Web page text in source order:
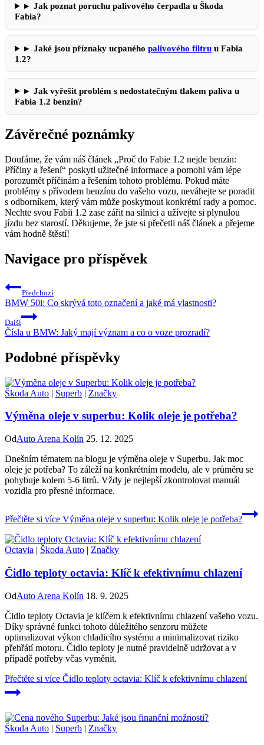
▸ Jak poznat poruchu palivového čerpadla u Škoda
Fabia?
▸ Jaké jsou příznaky ucpanéhopalivového filtru u Fabia
1.2?
▸ Jak vyřešit problém s nedostatečným tlakem paliva u
Fabia 1.2 benzin?
Závěrečné poznámky
Doufáme, že vám náš článek „Proč do Fabie 1.2 nejde benzin:
Příčiny a řešení“ poskytl užitečné informace a pomohl vám lépe
porozumět příčinám a řešením tohoto problému. Pokud máte
problémy s přívodem benzínu do vašeho vozu, neváhejte se poradit
s odborníkem, který vám může poskytnout konkrétní rady a pomoc.
Nechte svou Fabii 1.2 zase zářit na silnici a užívejte si plynulou
jízdu bez starostí. Děkujeme, že jste si přečetli náš článek a přejeme
vám hodně štěstí!
Navigace pro příspěvek
Předchozí
BMW 50i: Co skrývá toto označení a jaké má vlastnosti?
Další
Čísla u BMW: Jaký mají význam a co o voze prozradí?
Podobné příspěvky
Škoda Auto | Superb | Značky
Výměna oleje v superbu: Kolik oleje je potřeba?
OdAuto Arena Kolín 25. 12. 2025
Dnešním tématem na blogu je výměna oleje v Superbu. Jak moc
oleje je potřeba? To záleží na konkrétním modelu, ale v průměru se
pohybuje kolem 5-6 litrů. Vždy je nejlepší zkontrolovat manuál
vozidla pro přesné informace.
Přečtěte si více Výměna oleje v superbu: Kolik oleje je potřeba?
Octavia | Škoda Auto | Značky
Čidlo teploty octavia: Klíč k efektivnímu chlazení
OdAuto Arena Kolín 18. 9. 2025
Čidlo teploty Octavia je klíčem k efektivnímu chlazení vašeho vozu.
Díky správné funkci tohoto důležitého senzoru můžete
optimalizovat výkon chladicího systému a minimalizovat riziko
přehřátí motoru. Čidlo teploty je nutné pravidelně udržovat a v
případě potřeby včas vyměnit.
Přečtěte si více Čidlo teploty octavia: Klíč k efektivnímu chlazení
Škoda Auto | Superb | Značky